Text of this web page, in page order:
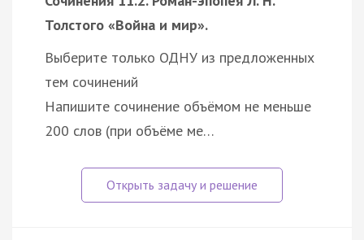
Толстого «Война и мир».
Выберите только ОДНУ из предложенных
тем сочинений
Напишите сочинение объёмом не меньше
200 слов (при объёме ме…